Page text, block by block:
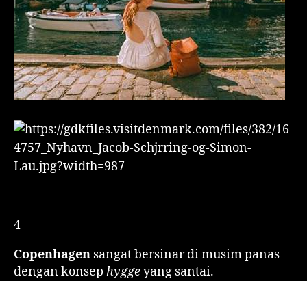
4
Copenhagen sangat bersinar di musim panas
dengan konsep hyggeyang santai.